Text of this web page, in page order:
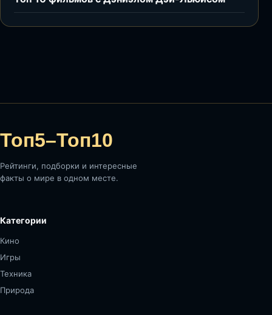
Топ5–Топ10
Рейтинги, подборки и интересные
факты о мире в одном месте.
Категории
Кино
Игры
Техника
Природа